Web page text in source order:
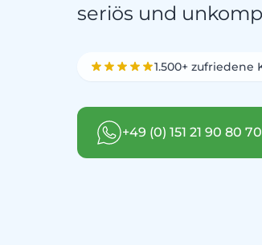
seriös und
1.500+ zufriedene
+49 (0) 151 21 90 80 70